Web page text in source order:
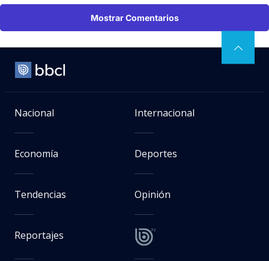
Mostrar Comentarios
Nacional Internacional
Economía Deportes
Tendencias Opinión
Reportajes